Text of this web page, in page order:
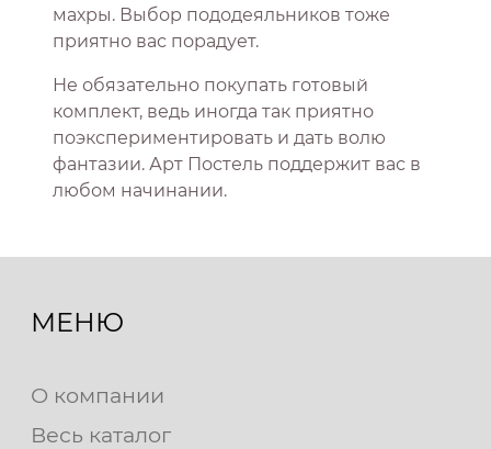
махры. Выбор пододеяльников тоже
приятно вас порадует.
Не обязательно покупать готовый
комплект, ведь иногда так приятно
поэкспериментировать и дать волю
фантазии. Арт Постель поддержит вас в
любом начинании.
МЕНЮ
О компании
Весь каталог